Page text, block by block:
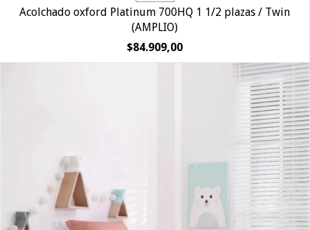
Acolchado oxford Platinum 700HQ 1 1/2 plazas / Twin
(AMPLIO)
$84.909,00